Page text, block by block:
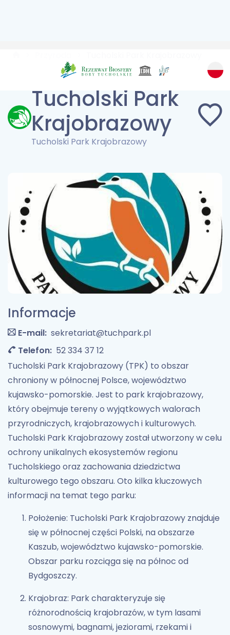
Tucholski Park
Krajobrazowy
Tucholski Park Krajobrazowy
Informacje
E-mail: sekretariat@tuchpark.pl
Telefon: 52 334 37 12
Tucholski Park Krajobrazowy (TPK) to obszar
chroniony w północnej Polsce, województwo
kujawsko-pomorskie. Jest to park krajobrazowy,
który obejmuje tereny o wyjątkowych walorach
przyrodniczych, krajobrazowych i kulturowych.
Tucholski Park Krajobrazowy został utworzony w celu
ochrony unikalnych ekosystemów regionu
Tucholskiego oraz zachowania dziedzictwa
kulturowego tego obszaru. Oto kilka kluczowych
informacji na temat tego parku:
Położenie: Tucholski Park Krajobrazowy znajduje
się w północnej części Polski, na obszarze
Kaszub, województwo kujawsko-pomorskie.
Obszar parku rozciąga się na północ od
Bydgoszczy.
Krajobraz: Park charakteryzuje się
różnorodnością krajobrazów, w tym lasami
sosnowymi, bagnami, jeziorami, rzekami i